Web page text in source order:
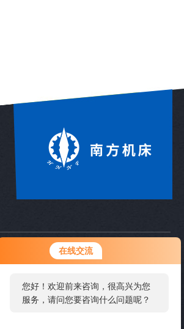
在线交流
您好！欢迎前来咨询，很高兴为您
服务，请问您要咨询什么问题呢？
csnfjc@163.com